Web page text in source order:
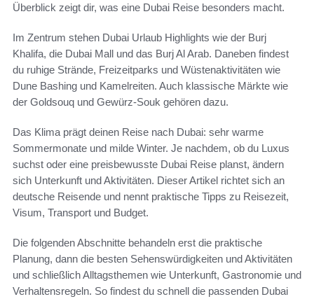
Überblick zeigt dir, was eine Dubai Reise besonders macht.
Im Zentrum stehen Dubai Urlaub Highlights wie der Burj
Khalifa, die Dubai Mall und das Burj Al Arab. Daneben findest
du ruhige Strände, Freizeitparks und Wüstenaktivitäten wie
Dune Bashing und Kamelreiten. Auch klassische Märkte wie
der Goldsouq und Gewürz-Souk gehören dazu.
Das Klima prägt deinen Reise nach Dubai: sehr warme
Sommermonate und milde Winter. Je nachdem, ob du Luxus
suchst oder eine preisbewusste Dubai Reise planst, ändern
sich Unterkunft und Aktivitäten. Dieser Artikel richtet sich an
deutsche Reisende und nennt praktische Tipps zu Reisezeit,
Visum, Transport und Budget.
Die folgenden Abschnitte behandeln erst die praktische
Planung, dann die besten Sehenswürdigkeiten und Aktivitäten
und schließlich Alltagsthemen wie Unterkunft, Gastronomie und
Verhaltensregeln. So findest du schnell die passenden Dubai